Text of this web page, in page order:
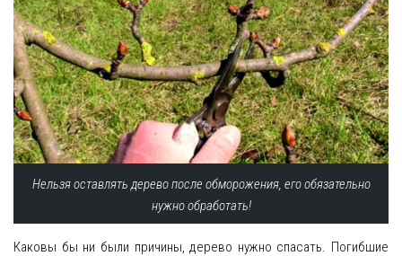
Нельзя оставлять дерево после обморожения, его обязательно
нужно обработать!
Каковы бы ни были причины, дерево нужно спасать. Погибшие